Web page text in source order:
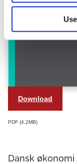
Download
PDF 4,2MB
Dansk